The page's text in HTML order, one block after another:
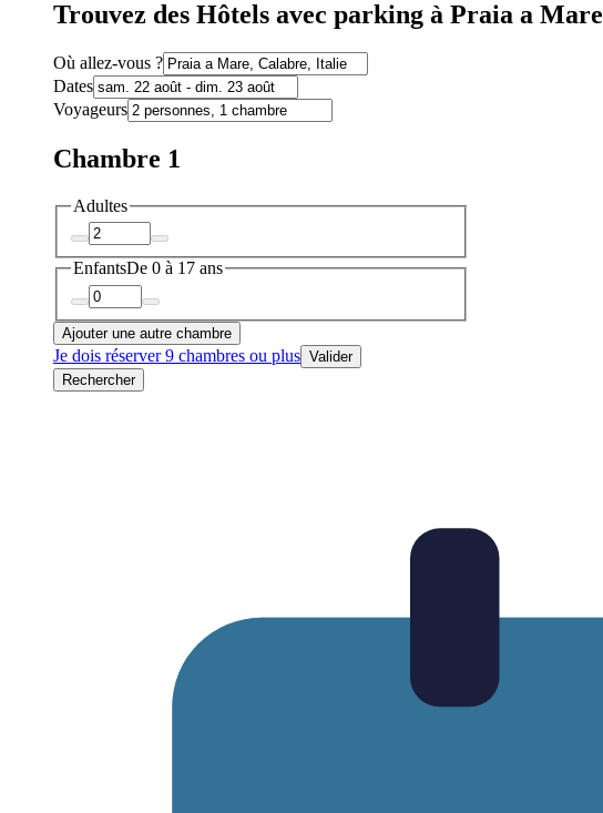
Trouvez des Hôtels avec parking à Praia a Mare
Où allez-vous ?
Dates
Voyageurs
Chambre 1
Adultes
EnfantsDe 0 à 17 ans
Ajouter une autre chambre
Je dois réserver 9 chambres ou plus Valider
Rechercher